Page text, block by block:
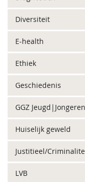
Diversiteit
E-health
Ethiek
Geschiedenis
GGZ Jeugd|Jongeren
Huiselijk geweld
Justitieel/
LVB